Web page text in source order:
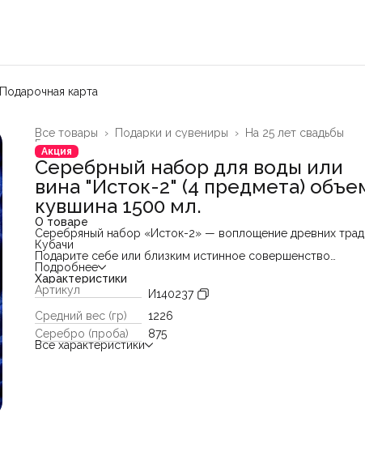
Подарочная карта
На 25 лет свадьбы
Подарки и сувениры ›
Все товары
›
Главная
Акция
Серебрный набор для воды или
вина "Исток-2" (4 предмета)
кувшина 1500 мл.
О товаре
Серебряный набор «Исток-2» — воплощение древних
Кубачи
Подарите себе или близким истинное совершенство
кубачинского серебра. Набор «Исток-2» — это не просто
посуда, а подлинное произведение декоративно-
искусства, созданное вручную потомственным мастером.
Каждый элемент набора — от изящного кувшина до
стаканов — прошел сложный процесс художественной
обработки. Мастер объединил в одной работе несколько
сложнейших техник: филигранную чеканку, глубокую
гравировку и благородное чернение. Особую детализацию
Подробнее
Характеристики
Артикул
И140237
Средний вес (гр)
1226
Серебро (проба)
875
Все характеристики